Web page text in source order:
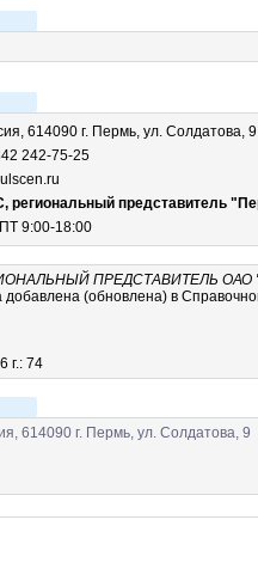
614090 г. Пермь, ул. Солдатова, 9
242-75-25
региональный представитель
9:00-18:00
ПРЕДСТАВИТЕЛЬ
добавлена (обновлена) в
г.: 74
614090 г. Пермь, ул. Солдатова, 9